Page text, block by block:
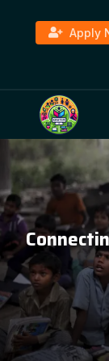
Apply